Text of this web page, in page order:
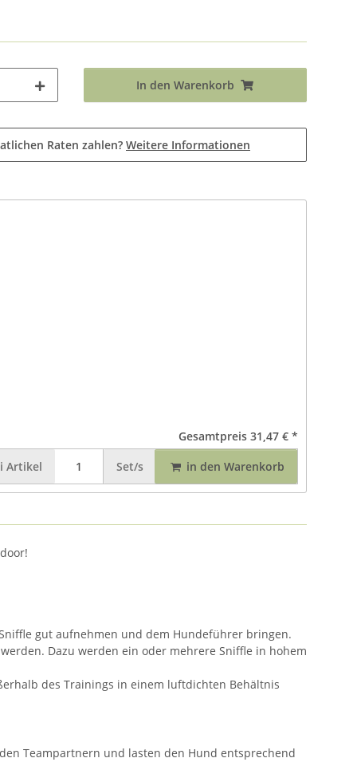
In den Warenkorb
Raten zahlen? Weitere Informationen
Gesamtpreis 31,47 € *
Artikel Set/s in den Warenkorb
gut aufnehmen und dem Hundeführer bringen.
Dazu werden ein oder mehrere Sniffle in hohem
des Trainings in einem luftdichten Behältnis
Teampartnern und lasten den Hund entsprechend